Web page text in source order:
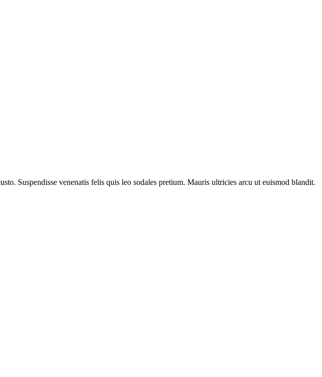
Suspendisse venenatis felis quis leo sodales pretium. Mauris ultricies arcu ut euismod blandit.